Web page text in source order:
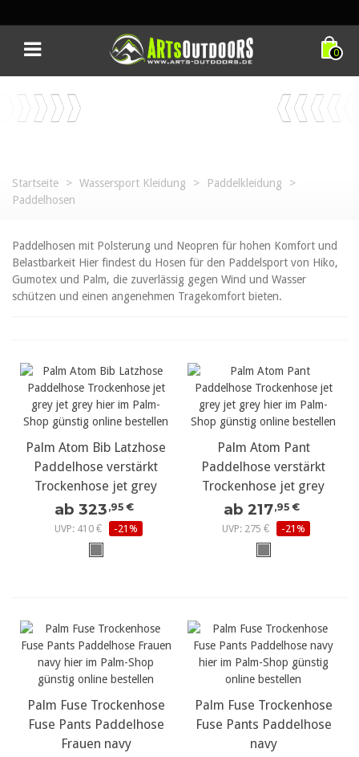
0
Startseite > Wassersport Kleidung > Paddelkleidung
>
Paddelhosen
Paddelhosen mit Polsterung und Neopren für hohen Komfort und
Belastbarkeit Hier findest du Hosen für den Paddelsport von Hiko,
Gumotex und Palm, die zuverlässig gegen Wind und Wasser
schützen und einen angenehmen Tragekomfort bieten.
Palm Atom Bib Latzhose
Paddelhose verstärkt
Trockenhose jet grey
ab 323 ,95 €
UVP: 410 €
-21%
Palm Atom Pant
Paddelhose verstärkt
Trockenhose jet grey
ab 217,95 €
UVP: 275 €
-21%
Palm Fuse Trockenhose
Fuse Pants Paddelhose
Frauen navy
Palm Fuse Trockenhose
Fuse Pants Paddelhose
navy